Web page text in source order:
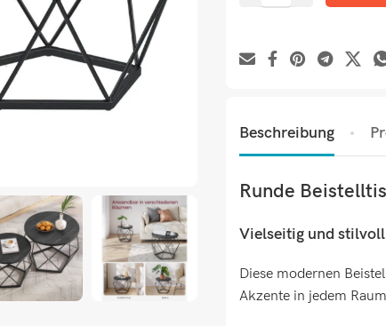
Beschreibung
Runde
Vielseitig und stilvoll
Diese modernen
Akzente in jedem